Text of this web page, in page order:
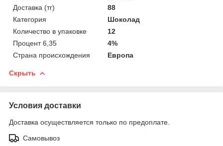
Доставка (тг)
88
Категория
Шоколад
Количество в упаковке
12
Процент 6,35
4%
Страна происхождения
Европа
Скрыть
Условия доставки
Доставка осуществляется только по предоплате.
Самовывоз